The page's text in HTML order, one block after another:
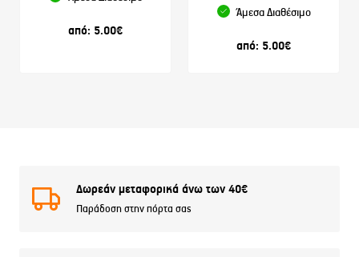
από: 5.00€
Άμεσα Διαθέσιμο
από: 5.00€
Δωρεάν μεταφορικά άνω των 40€
Παράδοση στην πόρτα σας